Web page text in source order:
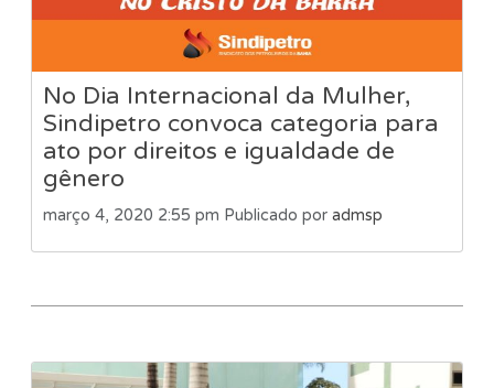
No Dia Internacional da Mulher,
Sindipetro convoca categoria para
ato por direitos e igualdade de
gênero
março 4, 2020 2:55 pm Publicado por admsp